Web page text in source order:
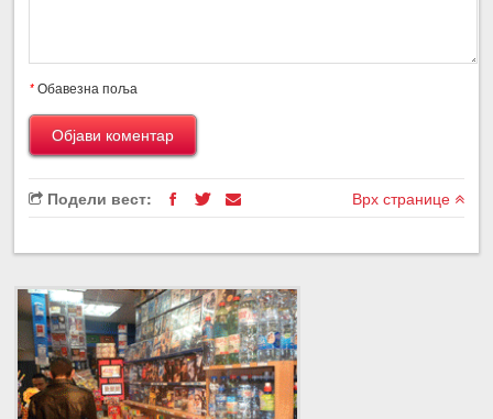
*Обавезна поља
Подели вест: Врх странице